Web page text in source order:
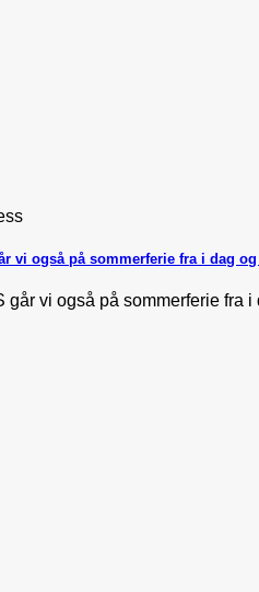
vi også på sommerferie fra i dag
går vi også på sommerferie fra i